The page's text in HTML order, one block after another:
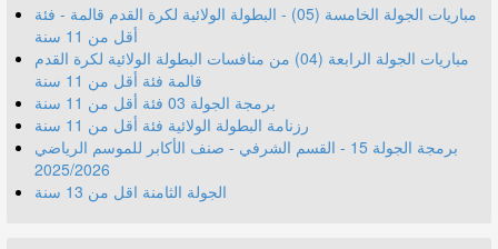
مباريات الجولة الخامسة (05) - البطولة الولائية لكرة القدم قالمة - فئة
أقل من 11 سنة
مباريات الجولة الرابعة (04) من منافسات البطولة الولائية لكرة القدم
قالمة فئة أقل من 11 سنة
برمجة الجولة 03 فئة أقل من 11 سنة
رزنامة البطولة الولائية فئة أقل من 11 سنة
برمجة الجولة 15 - القسم الشرفي - صنف الأكابر للموسم الرياضي
2025/2026
الجولة الثامنة اقل من 13 سنة